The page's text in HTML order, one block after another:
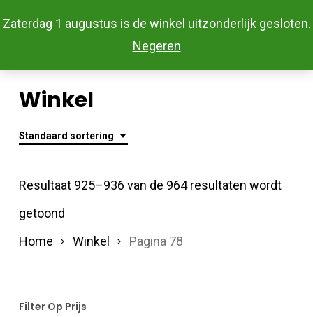
Zaterdag 1 augustus is de winkel uitzonderlijk gesloten.
Negeren
to
Menu
Winkel
Standaard sortering
Resultaat 925–936 van de 964 resultaten wordt
getoond
Home
Winkel Pagina 78
Filter Op Prijs
Menu